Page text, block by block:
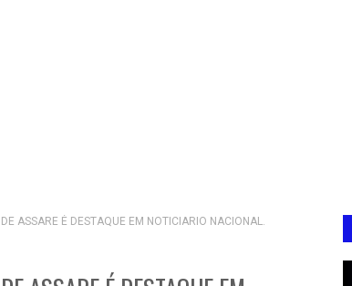
ASSARE É DESTAQUE EM NOTICIARIO NACIONAL.